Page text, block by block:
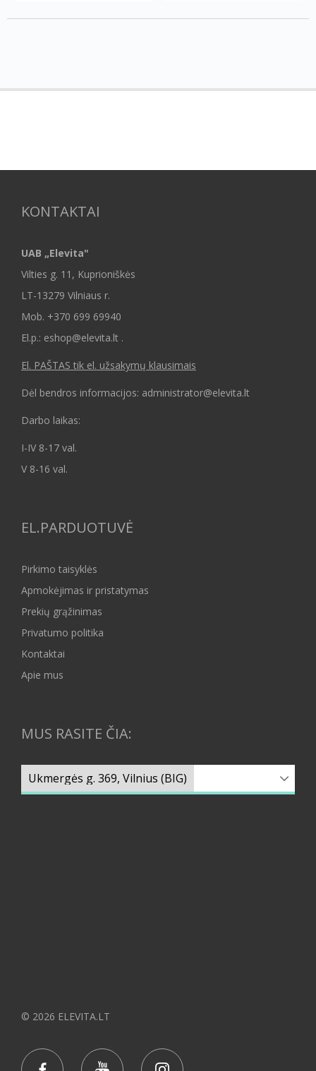
KONTAKTAI
UAB „Elevita"
Vilties g. 11, Kuprioniškės
LT-13279 Vilniaus r.
Mob. +370 699 69940
El.p.: eshop@elevita.lt .
El. PAŠTAS tik el. užsakymų klausimais
Dėl bendros informacijos: administrator@elevita.lt
Darbo laikas:
I-IV 8-17 val.
V 8-16 val.
EL.PARDUOTUVĖ
Pirkimo taisyklės
Apmokėjimas ir pristatymas
Prekių grąžinimas
Privatumo politika
Kontaktai
Apie mus
MUS RASITE ČIA:
© 2026 ELEVITA.LT